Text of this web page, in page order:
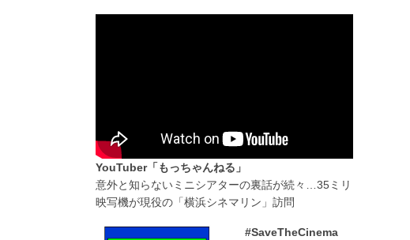
YouTuber「もっちゃんねる」
意外と知らないミニシアターの裏話が続々…35ミリ
映写機が現役の「横浜シネマリン」訪問
#SaveTheCinema